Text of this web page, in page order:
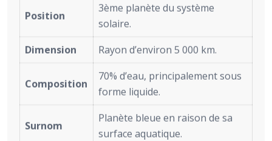
Position
3ème planète du système
solaire.
Dimension
Rayon d’environ 5 000 km.
Composition
70% d’eau, principalement sous
forme liquide.
Surnom
Planète bleue en raison de sa
surface aquatique.